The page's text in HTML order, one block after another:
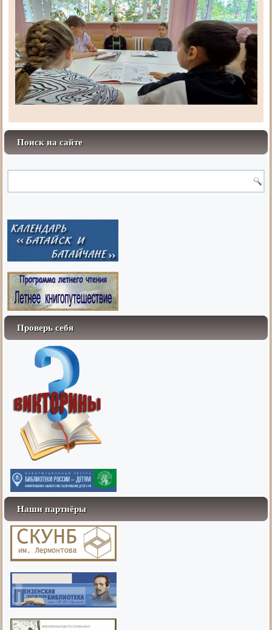
Поиск на сайте
Проверь себя
Наши партнёры